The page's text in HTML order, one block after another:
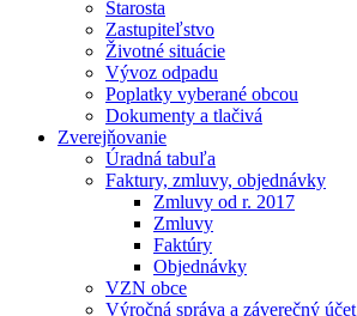
Starosta
Zastupiteľstvo
Životné situácie
Vývoz odpadu
Poplatky vyberané obcou
Dokumenty a tlačivá
Zverejňovanie
Úradná tabuľa
Faktury, zmluvy, objednávky
Zmluvy od r. 2017
Zmluvy
Faktúry
Objednávky
VZN obce
Výročná správa a záverečný účet